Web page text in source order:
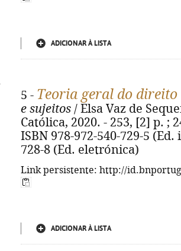
ADICIONAR À LISTA
5 - Teoria geral do
e sujeitos / Elsa Vaz de
Católica, 2020. - 253, [2] p. ;
ISBN 978-972-540-729-5
728-8 (Ed. eletrónica)
Link persistente: http://
ADICIONAR À LISTA